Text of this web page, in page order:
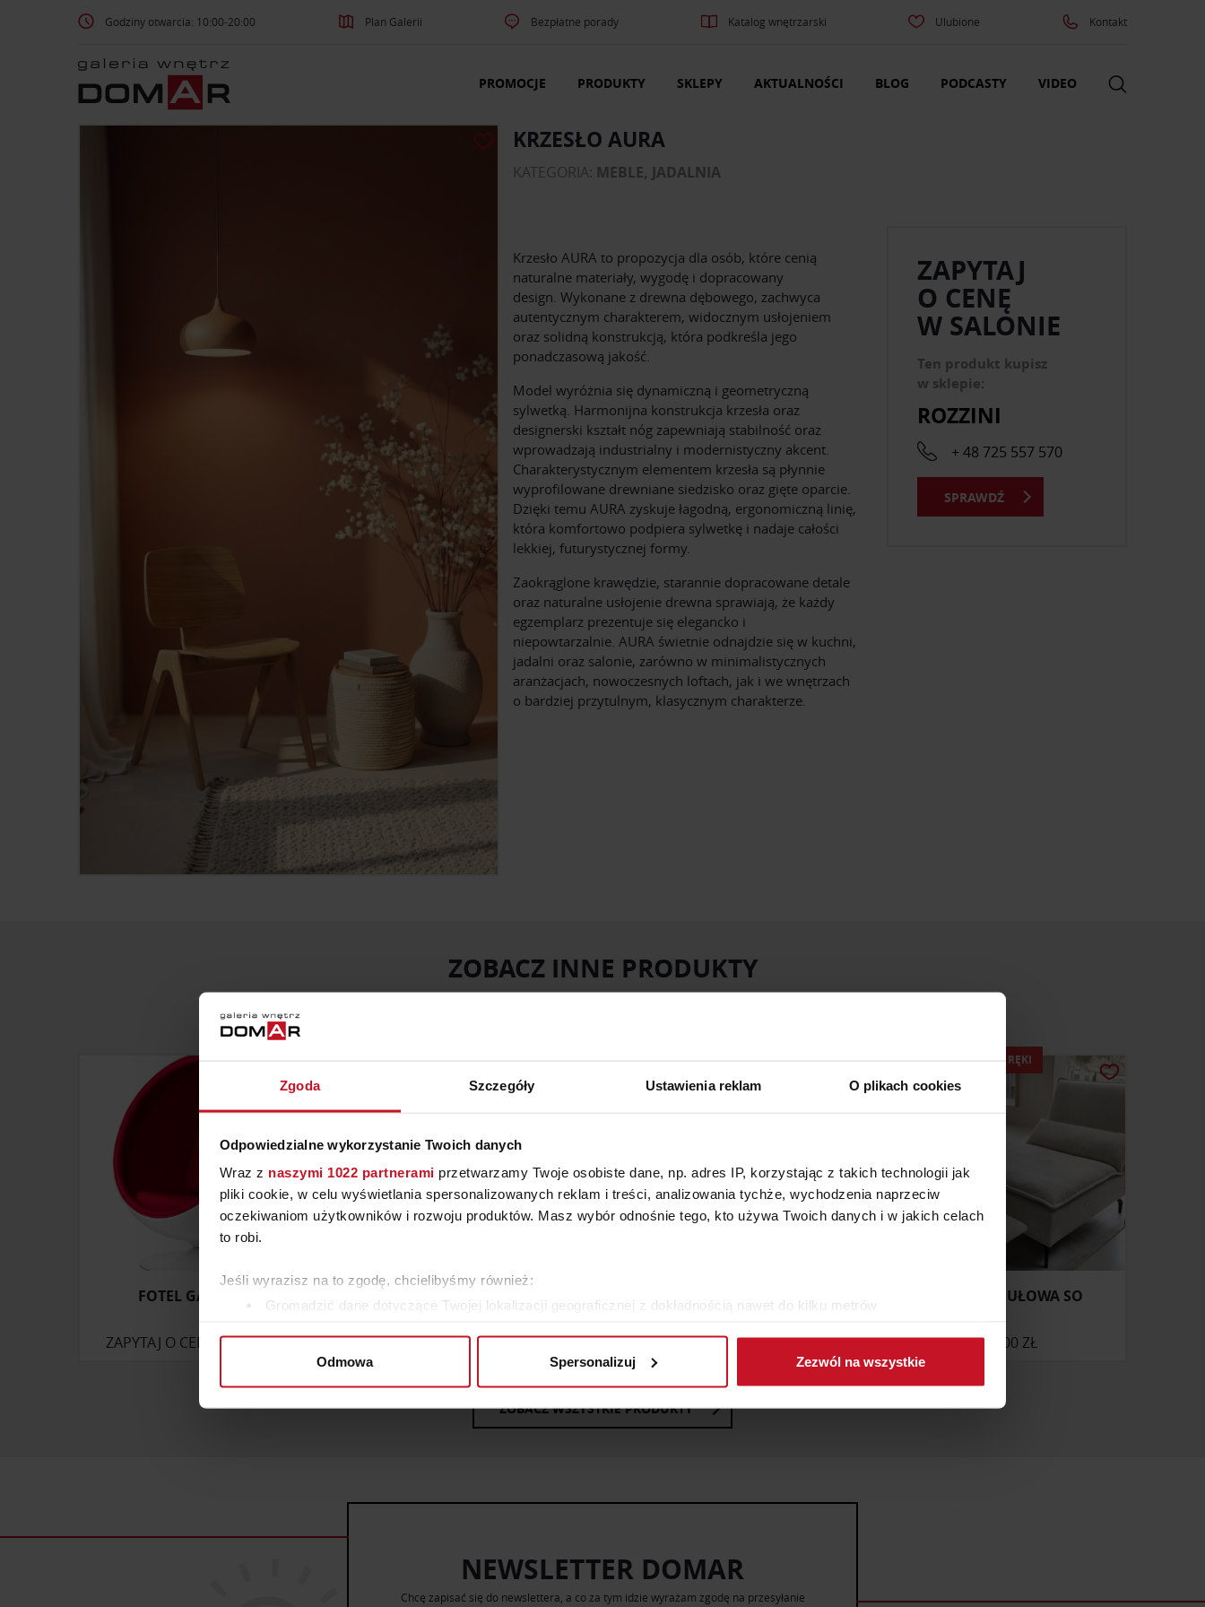
Zgoda Szczegóły Ustawienia reklam O plikach cookies
Odpowiedzialne wykorzystanie Twoich danych
Wraz z naszymi 1022 partnerami przetwarzamy Twoje osobiste dane, np. adres IP, korzystając z takich technologii jak
pliki cookie, w celu wyświetlania spersonalizowanych reklam i treści, analizowania tychże, wychodzenia naprzeciw
oczekiwaniom użytkowników i rozwoju produktów. Masz wybór odnośnie tego, kto używa Twoich danych i w jakich celach
to robi.
Jeśli wyrazisz na to zgodę, chcielibyśmy również:
Gromadzić dane dotyczące Twojej lokalizacji geograficznej z dokładnością nawet do kilku metrów
Dowiedz się więcej odnośnie tego, jak Twoje osobiste dane są przetwarzane oraz ustaw własne preferencje w
uzyskanymi podczas korzystania z ich usług.
Odmowa Spersonalizuj Zezwól na wszystkie
Godziny otwarcia: 10:00-20:00 Plan Galerii Bezpłatne porady Katalog wnętrzarski Ulubione Kontakt
PROMOCJE PRODUKTY SKLEPY AKTUALNOŚCI BLOG PODCASTY VIDEO
KRZESŁO AURA
KATEGORIA: MEBLE, JADALNIA
Krzesło AURA to propozycja dla osób, które cenią
naturalne materiały, wygodę i dopracowany
design. Wykonane z drewna dębowego, zachwyca
autentycznym charakterem, widocznym usłojeniem
oraz solidną konstrukcją, która podkreśla jego
ponadczasową jakość.
Model wyróżnia się dynamiczną i geometryczną
sylwetką. Harmonijna konstrukcja krzesła oraz
designerski kształt nóg zapewniają stabilność oraz
wprowadzają industrialny i modernistyczny akcent.
Charakterystycznym elementem krzesła są płynnie
wyprofilowane drewniane siedzisko oraz gięte oparcie.
Dzięki temu AURA zyskuje łagodną, ergonomiczną linię,
która komfortowo podpiera sylwetkę i nadaje całości
lekkiej, futurystycznej formy.
Zaokrąglone krawędzie, starannie dopracowane detale
oraz naturalne usłojenie drewna sprawiają, że każdy
egzemplarz prezentuje się elegancko i
niepowtarzalnie. AURA świetnie odnajdzie się w kuchni,
jadalni oraz salonie, zarówno w minimalistycznych
aranżacjach, nowoczesnych loftach, jak i we wnętrzach
o bardziej przytulnym, klasycznym charakterze.
ZAPYTAJ
O CENĘ
W SALONIE
Ten produkt kupisz
w sklepie:
ROZZINI
+ 48 725 557 570
SPRAWDŹ
ZOBACZ INNE PRODUKTY
W KATEGORII: MEBLE, JADALNIA
FOTEL GALLIPOLI
ZAPYTAJ O CENĘ W SALONIE
NOWOCZESNY STOLIK BOCZNY
779 ZŁ
NOWOCZESNY STOLIK BOCZNY
919 ZŁ
SOFA MODUŁOWA SO
19 300 ZŁ
MEBLE DOSTĘPNE OD RĘKI
ZOBACZ WSZYSTKIE PRODUKTY
NEWSLETTER DOMAR
Chcę zapisać się do newslettera, a co za tym idzie wyrażam zgodę na przesyłanie